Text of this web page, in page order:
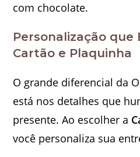
com chocolate.
Personalização que
Cartão e Plaquinha
O grande diferencial da
está nos detalhes que
presente. Ao escolher a
você personaliza sua